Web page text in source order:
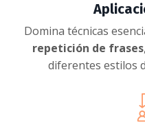
Domina técnicas
repetición de frases
diferentes estilos